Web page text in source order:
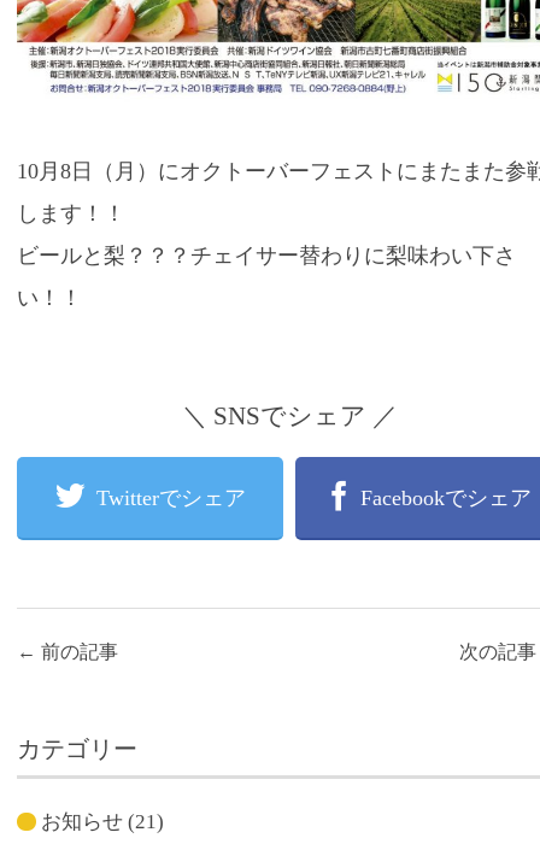
10月8日（月）にオクトーバーフェストにまたまた参
します！！
ビールと梨？？？チェイサー替わりに梨味わい下さ
い！！
＼ SNSでシェア ／
Twitterでシェア Facebookでシェア
← 前の記事 次の記事
カテゴリー
お知らせ (21)